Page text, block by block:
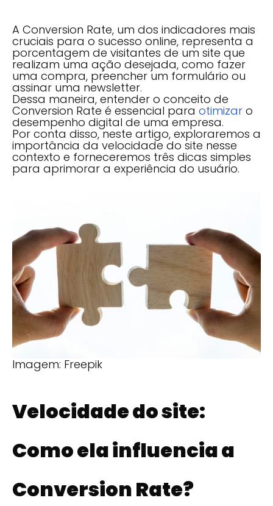
A Conversion Rate, um dos indicadores mais
cruciais para o sucesso online, representa a
porcentagem de visitantes de um site que
realizam uma ação desejada, como fazer
uma compra, preencher um formulário ou
assinar uma newsletter.
Dessa maneira, entender o conceito de
Conversion Rate é essencial para otimizar o
desempenho digital de uma empresa.
Por conta disso, neste artigo, exploraremos a
importância da velocidade do site nesse
contexto e forneceremos três dicas simples
para aprimorar a experiência do usuário.
Imagem: Freepik
Velocidade do site:
Como ela influencia a
Conversion Rate?